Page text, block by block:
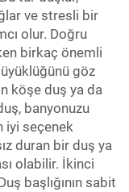
ve stresli bir
olur. Doğru
birkaç önemli
göz
köşe duş ya da
banyonuzu
iyi seçenek
duran bir duş ya
olabilir. İkinci
başlığının sabit